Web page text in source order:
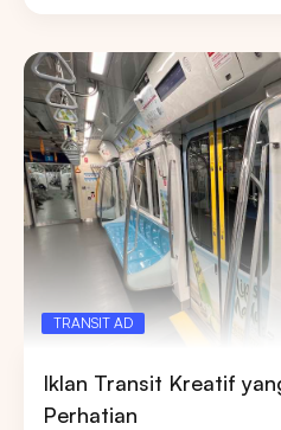
TRANSIT AD
Iklan Transit Kreatif
Perhatian